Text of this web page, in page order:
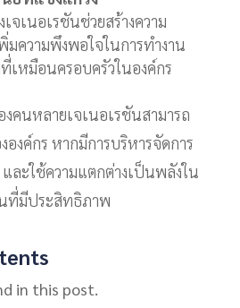
เจเนอเรชันช่วยสร้างความ
ความพึงพอใจในการทำงาน
เหมือนครอบครัวในองค์กร
คนหลายเจเนอเรชันสามารถ
งค์กร หากมีการบริหารจัดการ
ละใช้ความแตกต่างเป็นพลังใน
นที่มีประสิทธิภาพ
in this post.